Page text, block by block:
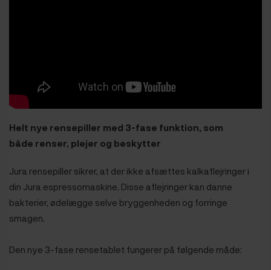
Helt nye rensepiller med 3-fase funktion, som
både renser, plejer og beskytter
Jura rensepiller sikrer, at der ikke afsættes kalkaflejringer i
din Jura espressomaskine. Disse aflejringer kan danne
bakterier, ødelægge selve bryggenheden og forringe
smagen.
Den nye 3-fase rensetablet fungerer på følgende måde: